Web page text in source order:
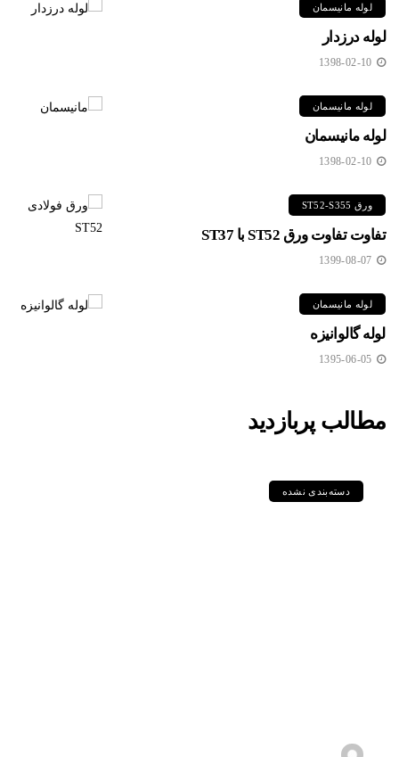
لوله مانیسمان
لوله درزدار
1398-02-10
لوله مانیسمان
لوله مانیسمان
1398-02-10
ورق ST52-S355
تفاوت تفاوت ورق ST52 با ST37
1399-08-07
لوله مانیسمان
لوله گالوانیزه
1395-06-05
مطالب پربازدید
دسته‌بندی نشده